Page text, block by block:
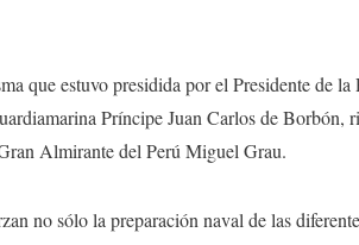
que estuvo presidida por el Presidente de
Príncipe Juan Carlos de Borbón,
Almirante del Perú Miguel Grau.
no sólo la preparación naval de las